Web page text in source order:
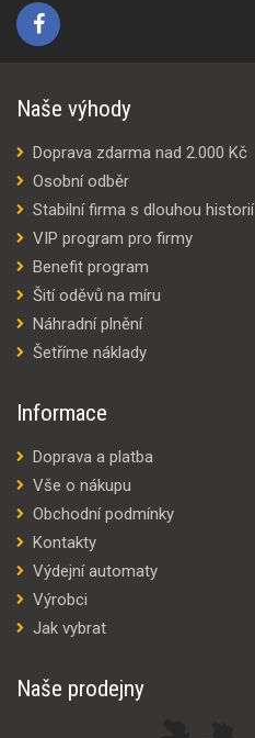
Naše výhody
Doprava zdarma nad 2.000 Kč
Osobní odběr
Stabilní firma s dlouhou historií
VIP program pro firmy
Benefit program
Šití oděvů na míru
Náhradní plnění
Šetříme náklady
Informace
Doprava a platba
Vše o nákupu
Obchodní podmínky
Kontakty
Výdejní automaty
Výrobci
Jak vybrat
Naše prodejny